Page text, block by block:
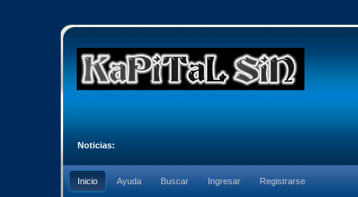
Noticias:
Inicio Ayuda Buscar Ingresar Registrarse